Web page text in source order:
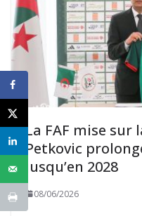
La FAF mise sur
Petkovic
jusqu’en 2028
08/06/2026